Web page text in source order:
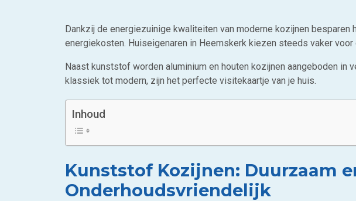
Dankzij de energiezuinige kwaliteiten van moderne kozijnen besparen
energiekosten. Huiseigenaren in Heemskerk kiezen steeds vaker
Naast kunststof worden aluminium en houten kozijnen aangeboden in
klassiek tot modern, zijn het perfecte visitekaartje van je huis.
Inhoud
Kunststof Kozijnen: Duurzaam
Onderhoudsvriendelijk